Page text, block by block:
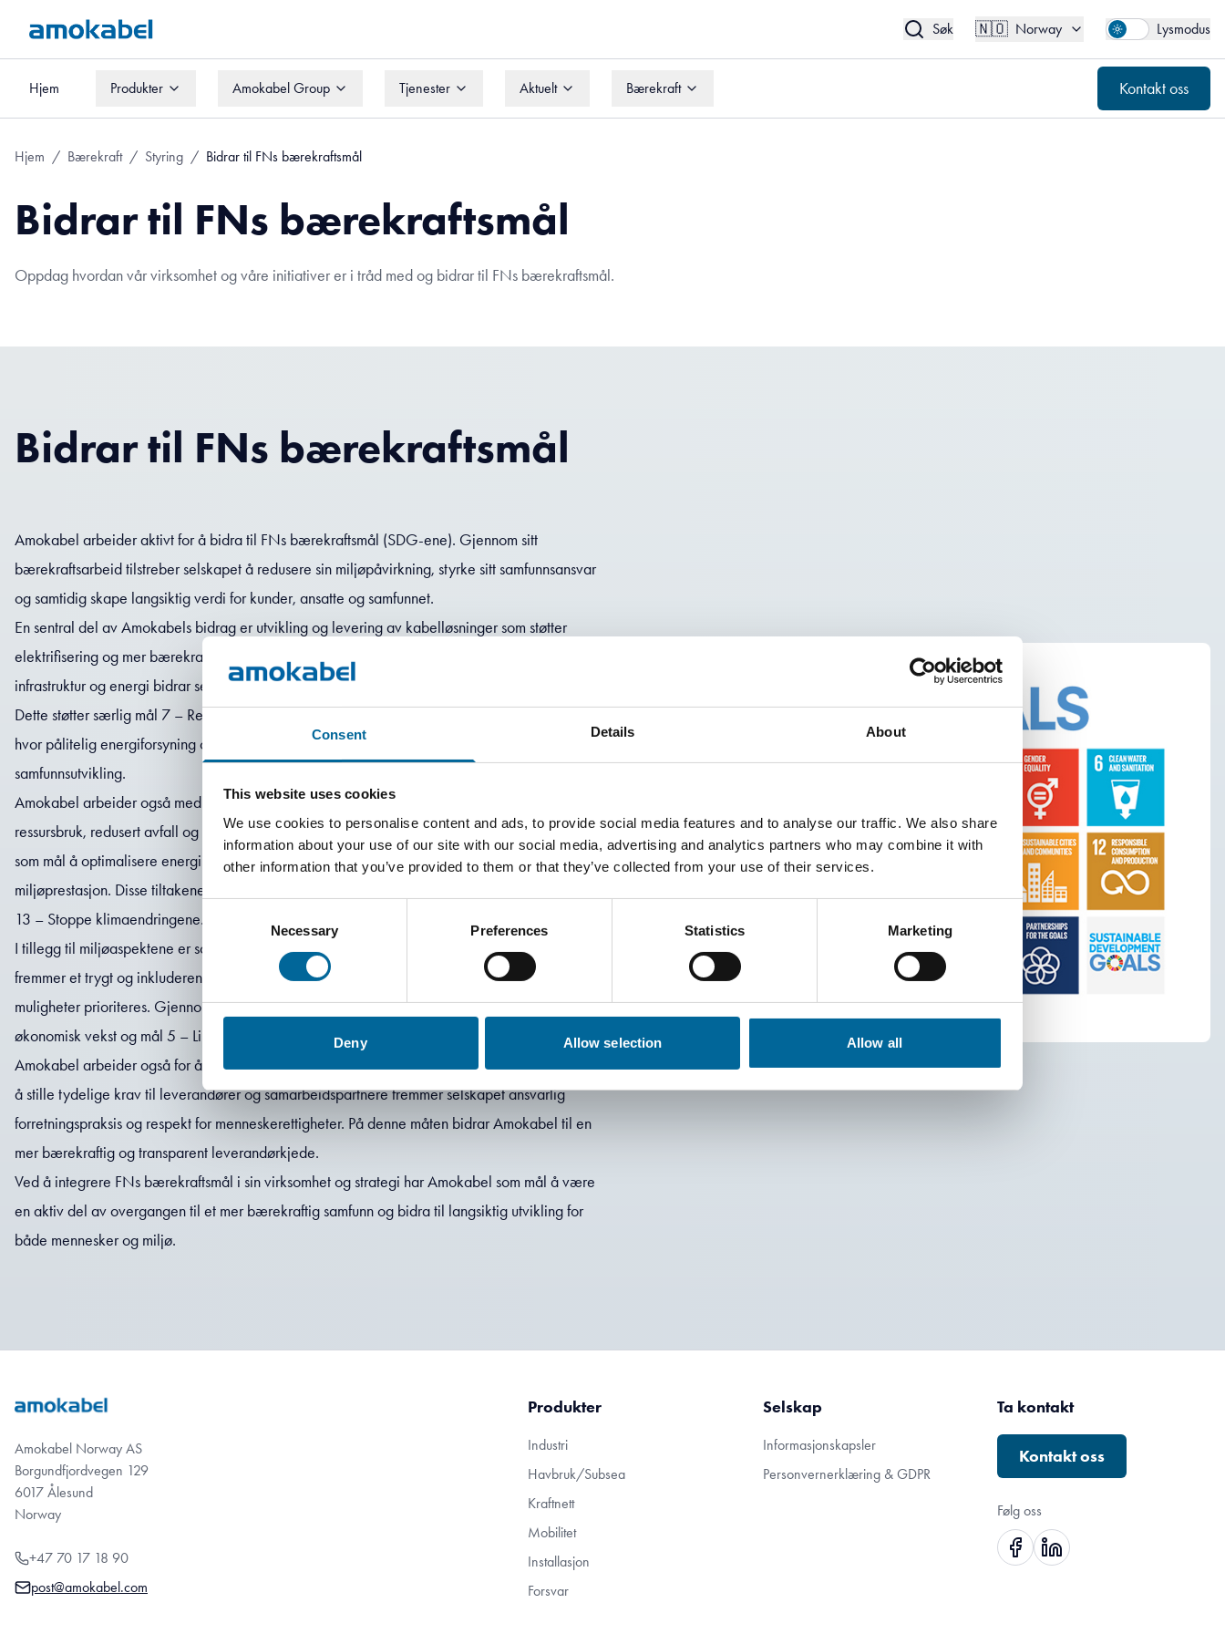
Consent Details About
This website uses cookies
We use cookies to personalise content and ads, to provide social media features and to analyse our traffic. We also share
information about your use of our site with our social media, advertising and analytics partners who may combine it with
other information that you’ve provided to them or that they’ve collected from your use of their services.
Necessary Preferences Statistics Marketing
Deny Allow selection Allow all
Søk 🇳🇴 Norway Lysmodus
Hjem Produkter Amokabel Group Tjenester Aktuelt Bærekraft Kontakt oss
Produkter
Norway Kontakt oss
Hjem / Bærekraft / Styring / Bidrar til FNs bærekraftsmål
Bidrar til FNs bærekraftsmål
Oppdag hvordan vår virksomhet og våre initiativer er i tråd med og bidrar til FNs bærekraftsmål.
Bidrar til FNs bærekraftsmål
Amokabel arbeider aktivt for å bidra til FNs bærekraftsmål (SDG-ene). Gjennom sitt
bærekraftsarbeid tilstreber selskapet å redusere sin miljøpåvirkning, styrke sitt samfunnsansvar
og samtidig skape langsiktig verdi for kunder, ansatte og samfunnet.
En sentral del av Amokabels bidrag er utvikling og levering av kabelløsninger som støtter
elektrifisering og mer bærekraftig energibruk. Gjennom produkter som brukes innen industri,
infrastruktur og energi bidrar selskapet til mer effektiv og pålitelig overføring av elektrisitet.
Dette støtter særlig mål 7 – Ren energi til alle og mål 9 – Industri, innovasjon og infrastruktur,
hvor pålitelig energiforsyning og teknologisk utvikling er avgjørende for bærekraftig
samfunnsutvikling.
Amokabel arbeider også med å redusere klima- og miljøpåvirkningen gjennom mer effektiv
ressursbruk, redusert avfall og økt bruk av bærekraftige materialer i produksjonen. Selskapet har
som mål å optimalisere energibruken i sine prosesser og kontinuerlig forbedre sin
miljøprestasjon. Disse tiltakene bidrar særlig til mål 12 – Ansvarlig forbruk og produksjon og mål
13 – Stoppe klimaendringene.
I tillegg til miljøaspektene er sosial bærekraft en viktig del av Amokabels arbeid. Selskapet
fremmer et trygt og inkluderende arbeidsmiljø der ansattes helse, kompetanseutvikling og like
muligheter prioriteres. Gjennom dette bidrar Amokabel til mål 8 – Anstendig arbeid og
økonomisk vekst og mål 5 – Likestilling mellom kjønnene.
Amokabel arbeider også for å sikre at bærekraftsprinsipper er integrert i hele verdikjeden. Ved
å stille tydelige krav til leverandører og samarbeidspartnere fremmer selskapet ansvarlig
forretningspraksis og respekt for menneskerettigheter. På denne måten bidrar Amokabel til en
mer bærekraftig og transparent leverandørkjede.
Ved å integrere FNs bærekraftsmål i sin virksomhet og strategi har Amokabel som mål å være
en aktiv del av overgangen til et mer bærekraftig samfunn og bidra til langsiktig utvikling for
både mennesker og miljø.
Amokabel Norway AS
Borgundfjordvegen 129
6017 Ålesund
Norway
+47 70 17 18 90
post@amokabel.com
Produkter
Industri
Havbruk/Subsea
Kraftnett
Mobilitet
Installasjon
Forsvar
Selskap
Informasjonskapsler
Personvernerklæring & GDPR
Ta kontakt
Kontakt oss
Følg oss